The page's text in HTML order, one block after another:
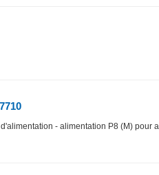
- alimentation P8 (M) pour